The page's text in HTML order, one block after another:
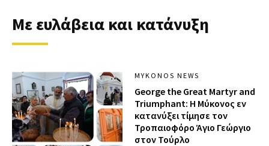
Με ευλάβεια και κατάνυξη
MYKONOS NEWS
George the Great Martyr and
Triumphant: Η Μύκονος εν
κατανύξει τίμησε τον
Τροπαιοφόρο Άγιο Γεώργιο
στον Τούρλο